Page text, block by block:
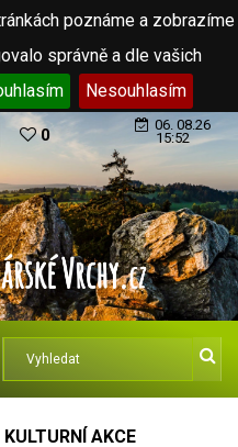
poznáme a zobrazíme
správně a dle vašich
Nesouhlasím
0
06. 08.26
15:52
KULTURNÍ AKCE